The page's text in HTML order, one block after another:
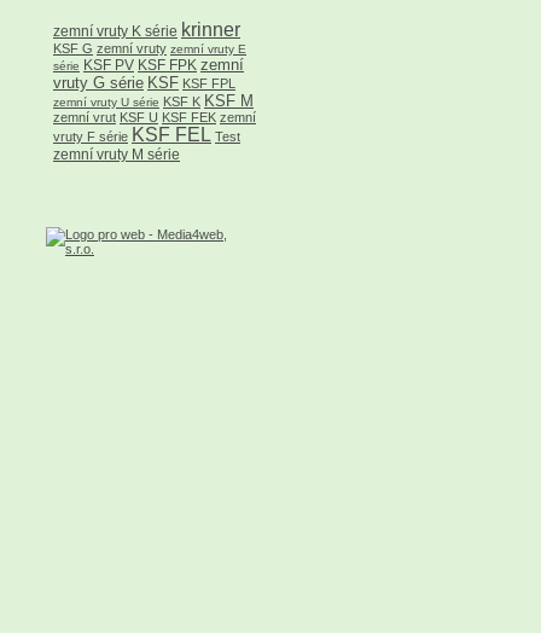
zemní vruty K série krinner
KSF G zemní vruty zemní vruty E
série KSF PV KSF FPK zemní
vruty G série KSF KSF FPL
zemní vruty U série KSF K KSF M
zemní vrut KSF U KSF FEK zemní
vruty F série KSF FEL Test
zemní vruty M série